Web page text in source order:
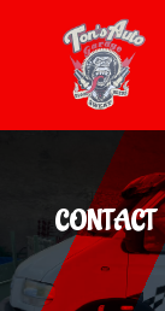
CONTACT